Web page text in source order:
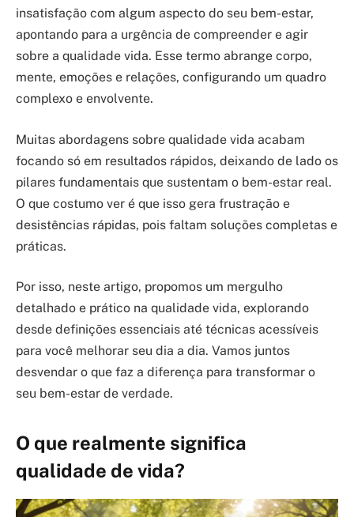
insatisfação com algum aspecto do seu bem-estar,
apontando para a urgência de compreender e agir
sobre a qualidade vida. Esse termo abrange corpo,
mente, emoções e relações, configurando um quadro
complexo e envolvente.
Muitas abordagens sobre qualidade vida acabam
focando só em resultados rápidos, deixando de lado os
pilares fundamentais que sustentam o bem-estar real.
O que costumo ver é que isso gera frustração e
desistências rápidas, pois faltam soluções completas e
práticas.
Por isso, neste artigo, propomos um mergulho
detalhado e prático na qualidade vida, explorando
desde definições essenciais até técnicas acessíveis
para você melhorar seu dia a dia. Vamos juntos
desvendar o que faz a diferença para transformar o
seu bem-estar de verdade.
O que realmente significa
qualidade de vida?